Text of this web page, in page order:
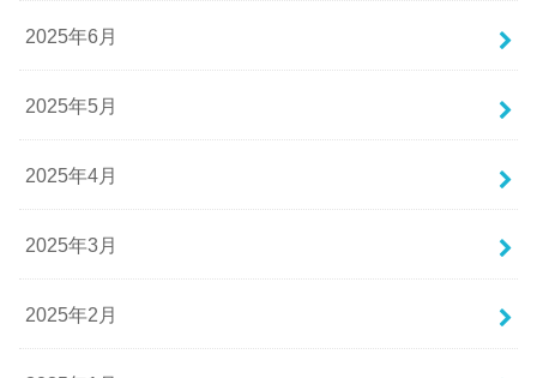
2025年6月
2025年5月
2025年4月
2025年3月
2025年2月